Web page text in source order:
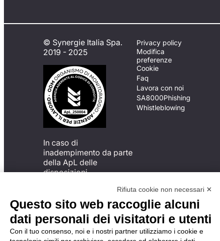
© Synergie Italia Spa.
2019 - 2025
In caso di
inadempimento da parte
della ApL delle
disposizioni
possibile presentare un
reclamo
all’Organismo di
Monitoraggio utilizzando
una delle modalità
Privacy policy
Modifica
preferenze
Cookie
Faq
Lavora con noi
SA8000Phishing
Whistleblowing
Rifiuta cookie non necessari ✕
Questo sito web raccoglie alcuni
dati personali dei visitatori e utenti
Con il tuo consenso, noi e i nostri partner utilizziamo i cookie e